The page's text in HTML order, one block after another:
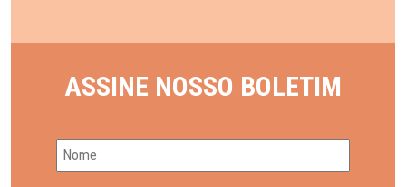
ASSINE NOSSO BOLETIM